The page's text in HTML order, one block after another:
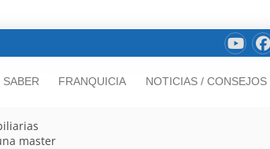
SABER FRANQUICIA NOTICIAS / CONSEJOS
master